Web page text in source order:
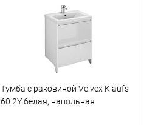
В избранное Под заказ
Тумба с раковиной Velvex Klaufs
60.2Y белая, напольная